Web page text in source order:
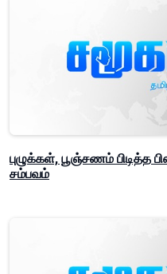
புழுக்கள், பூஞ்சணம் பிடித்த
சம்பவம்